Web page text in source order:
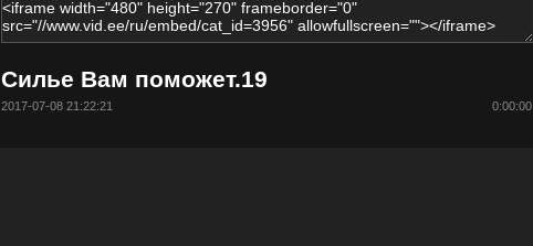
Силье Вам поможет.19
2017-07-08 21:22:21 0:00:00